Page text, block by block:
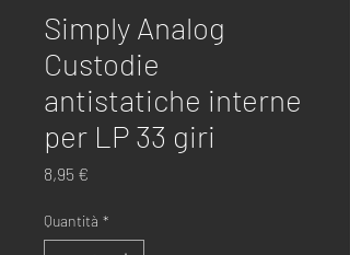
Simply Analog
Custodie
antistatiche interne
per LP 33 giri
8,95 €
Quantità *